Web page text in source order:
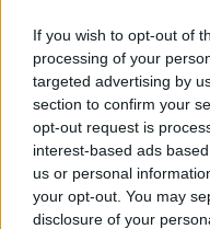
If you wish to opt-out of
processing of your
targeted advertising by
section to confirm your
opt-out request is
interest-based ads
us or personal
your opt-out. You may
disclosure of your
Hej! 6 miesięcy
Brak miesiączki -
która nie
systen 50 i
okresu nie
Miałam
wyszedł bardzo
Forum: